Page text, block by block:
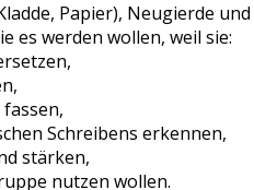
Papier), Neugierde
es werden wollen, weil sie:
Schreibens erkennen,
stärken,
nutzen wollen.